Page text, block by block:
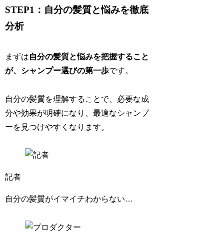
STEP1：自分の髪質と悩みを徹底
分析
まずは自分の髪質と悩みを把握すること
が、シャンプー選びの第一歩です。
自分の髪質を理解することで、必要な成
分や効果が明確になり、最適なシャンプ
ーを見つけやすくなります。
記者
自分の髪質がイマイチわからない…